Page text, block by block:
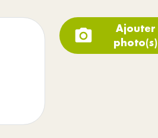
Ajouter
photo(s)